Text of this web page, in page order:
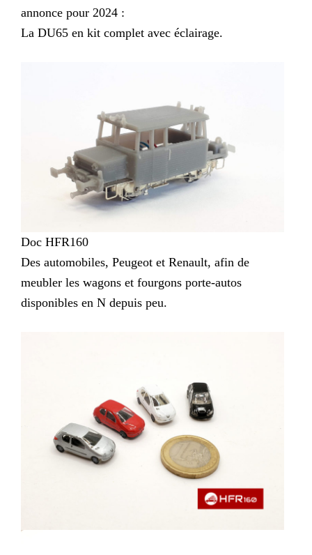
annonce pour 2024 :
La DU65 en kit complet avec éclairage.
Doc HFR160
Des automobiles, Peugeot et Renault, afin de
meubler les wagons et fourgons porte-autos
disponibles en N depuis peu.